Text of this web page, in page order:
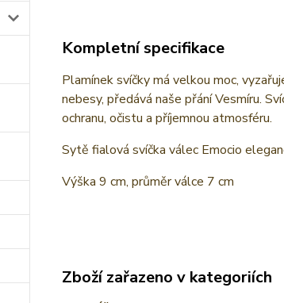
Kompletní specifikace
Plamínek svíčky má velkou moc,
nebesy, předává naše přání Vesmíru.
ochranu, očistu a příjemnou atmosféru.
Sytě fialová svíčka válec Emocio
Výška 9 cm, průměr válce 7 cm
Zboží zařazeno v kategoriích